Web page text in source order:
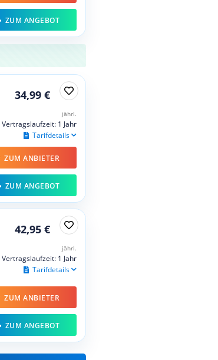
ZUM ANGEBOT
34,99 €
jährl.
Vertragslaufzeit: 1 Jahr
Tarifdetails
ZUM ANBIETER
ZUM ANGEBOT
42,95 €
jährl.
Vertragslaufzeit: 1 Jahr
Tarifdetails
ZUM ANBIETER
ZUM ANGEBOT